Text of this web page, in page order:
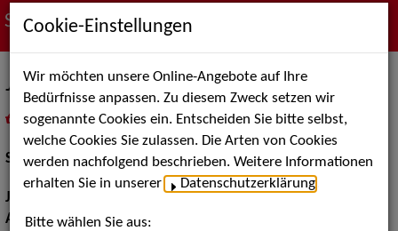
Suche nach Künstler*innen
Justin Otto
als PDF speichern
inMeine Merklistelegen
Schauspiel:Bühne
Jahrgang:
Augenfarbe:blau
Cookie-Einstellungen
Wir möchten unsere Online-Angebote auf Ihre
Bedürfnisse anpassen. Zu diesem Zweck setzen wir
sogenannte Cookies ein. Entscheiden Sie bitte selbst,
welche Cookies Sie zulassen. Die Arten von Cookies
werden nachfolgend beschrieben. Weitere Informationen
erhalten Sie in unserer
Datenschutzerklärung
Bitte wählen Sie aus: